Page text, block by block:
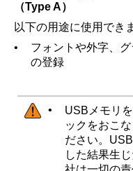
（Type A）
以下の用途に使用でき
•
フォントや外字、
の登録
•
USBメモリ
ックをおこ
ださい。
した結果生